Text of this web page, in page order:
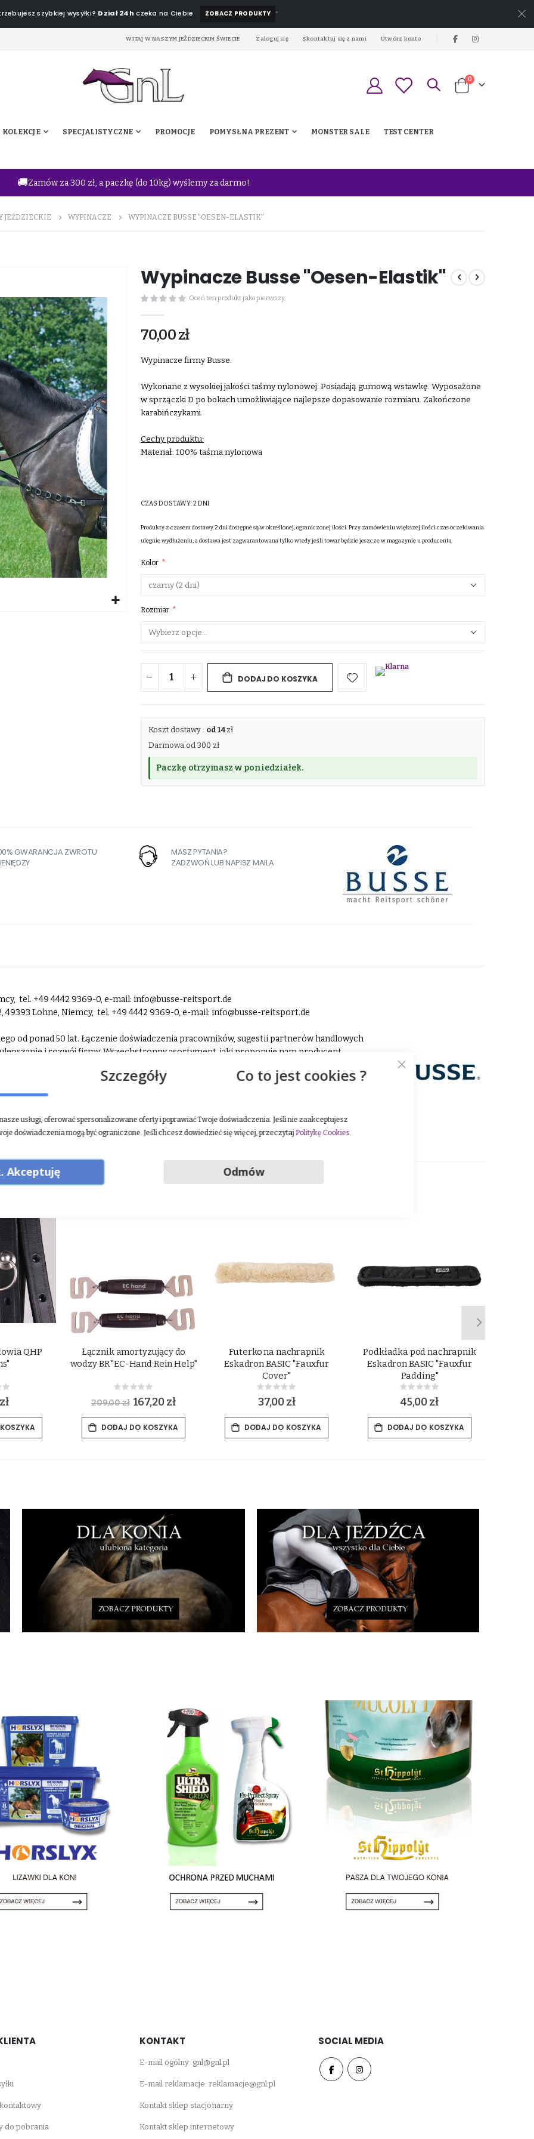
szybkiej wysyłki? Dział 24h czeka na Ciebie ZOBACZ PRODUKTY *
WITAJ W NASZYM JEŹDZIECKIM ŚWIECIE Zaloguj się Skontaktuj się z nami Utwórz konto
Koszyk
0produkty
KOLEKCJE SPECJALISTYCZNE PROMOCJE POMYSŁ NA PREZENT MONSTER SALE TEST CENTER
🚚Zamów za 300 zł, a paczkę (do 10kg) wyślemy za darmo!
JEŹDZIECKIE WYPINACZE WYPINACZE BUSSE "OESEN-ELASTIK"
Wypinacze Busse "Oesen-Elastik"
Oceń ten produkt jako pierwszy
70,00 zł
Wypinacze firmy Busse.
Wykonane z wysokiej jakości taśmy nylonowej. Posiadają gumową wstawkę. Wyposażone
w sprzączki D po bokach umożliwiające najlepsze dopasowanie rozmiaru. Zakończone
karabińczykami.
Cechy produktu:
Materiał: 100% taśma nylonowa
CZAS DOSTAWY:2 DNI
Produkty z czasem dostawy 2 dni dostępne są w określonej, ograniczonej ilości. Przy zamówieniu większej ilości czas oczekiwania
ulegnie wydłużeniu, a dostawa jest zagwarantowana tylko wtedy jeśli towar będzie jeszcze w magazynie u producenta
Kolor
Rozmiar
DODAJ DO KOSZYKA
Koszt dostawy : od 14zł
Darmowa od 300 zł
Paczkę otrzymasz w poniedziałek.
GWARANCJA ZWROTU
MASZ PYTANIA?
ZADZWOŃ LUB NAPISZ MAILA
tel. +49 4442 9369-0, e-mail: info@busse-reitsport.de
49393 Lohne, Niemcy, tel. +49 4442 9369-0, e-mail: info@busse-reitsport.de
od ponad 50 lat. Łączenie doświadczenia pracowników, sugestii partnerów handlowych
i rozwój firmy. Wszechstronny asortyment, jaki proponuje nam producent,
tu kompletne wyposażenie dla konia, jeźdźca, a także wiele akcesorii stajennych i
na całym świecie siatki na siano Proffesional oraz Plain Pro to absolutne bestsellery z
wieszaki, eleganckie fraki, mocne derki siatkowe, czy wysokojakościowe ogłowia i
producent.
.
QHP
Łącznik amortyzujący do
wodzy BR "EC-Hand Rein Help"
Rating:
209,00 zł S
p
i
167,20 zł
DODAJ DO KOSZYKA
Futerko na nachrapnik
Eskadron BASIC "Fauxfur
Cover"
Rating:
0%
37,00 zł
DODAJ DO KOSZYKA
Podkładka pod nachrapnik
Eskadron BASIC "Fauxfur
Padding"
Rating:
0%
45,00 zł
DODAJ DO KOSZYKA
do pobrania
KONTAKT
E-mail ogólny: gnl@gnl.pl
E-mail reklamacje: reklamacje@gnl.pl
Kontakt sklep stacjonarny
Kontakt sklep internetowy
SOCIAL MEDIA
Szczegóły Co to jest cookies ?
usługi, oferować spersonalizowane oferty i poprawiać Twoje doświadczenia. Jeśli nie zaakceptujesz
doświadczenia mogą być ograniczone. Jeśli chcesz dowiedzieć się więcej, przeczytaj Politykę Cookies
Akceptuję Odmów